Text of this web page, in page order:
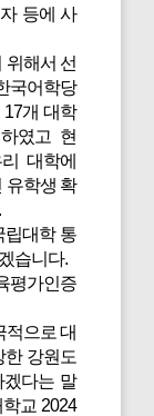
등에 사
위해서 선
국어학당
개 대학
였고 현
대학에
유학생 확
립대학 통
습니다.
평가인증
적으로 대
한 강원도
겠다는 말
교 2024